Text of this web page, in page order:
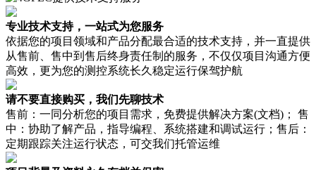
专业技术支持，一站式为您服务
依据您的项目领域和产品分配最合适的技术支持，并一直提供
从售前、售中到售后终身责任制的服务，不仅仅项目沟通方便
高效，更为您的测控系统长久稳定运行保驾护航
请不要直接购买，我们先聊技术
售前：一同分析您的项目需求，免费提供解决方案(文档)； 售
中：协助了解产品，指导编程、系统搭建和调试运行；售后：
定期跟踪关注运行状态，可交我们托管运维